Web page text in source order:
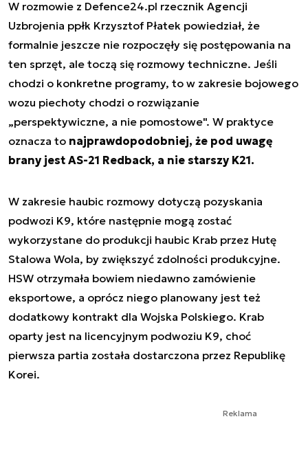
W rozmowie z Defence24.pl rzecznik Agencji
Uzbrojenia ppłk Krzysztof Płatek powiedział, że
formalnie jeszcze nie rozpoczęły się postępowania na
ten sprzęt, ale toczą się rozmowy techniczne. Jeśli
chodzi o konkretne programy, to w zakresie bojowego
wozu piechoty chodzi o rozwiązanie
„perspektywiczne, a nie pomostowe". W praktyce
oznacza to najprawdopodobniej, że pod uwagę
brany jest AS-21 Redback, a nie starszy K21.
W zakresie haubic rozmowy dotyczą pozyskania
podwozi K9, które następnie mogą zostać
wykorzystane do produkcji haubic Krab przez Hutę
Stalowa Wola, by zwiększyć zdolności produkcyjne.
HSW otrzymała bowiem niedawno zamówienie
eksportowe, a oprócz niego planowany jest też
dodatkowy kontrakt dla Wojska Polskiego. Krab
oparty jest na licencyjnym podwoziu K9, choć
pierwsza partia została dostarczona przez Republikę
Korei.
Reklama